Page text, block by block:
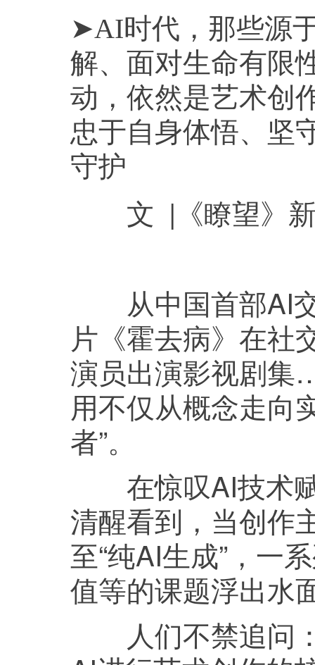
➤AI时代，那些源
解、面对生命有限
动，依然是艺术创
忠于自身体悟、坚
守护
文 |《瞭望》新
从中国首部AI交
片《霍去病》在社
演员出演影视剧
用不仅从概念走向
者”。
在惊叹AI技术赋
清醒看到，当创作
至“纯AI生成”，一
值等的课题浮出水
人们不禁追问：